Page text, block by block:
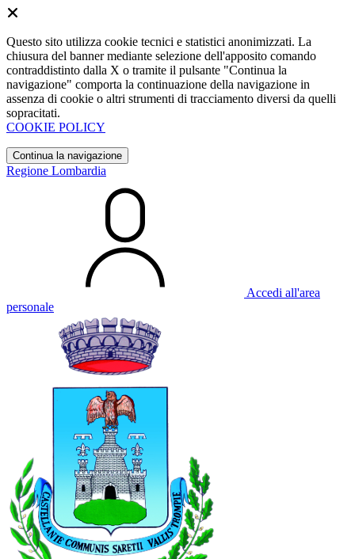
Questo sito utilizza cookie tecnici e statistici anonimizzati. La
chiusura del banner mediante selezione dell'apposito comando
contraddistinto dalla X o tramite il pulsante "Continua la
navigazione" comporta la continuazione della navigazione in
assenza di cookie o altri strumenti di tracciamento diversi da quelli
sopracitati.
COOKIE POLICY
Continua la navigazione
Regione Lombardia
Accedi all'area
personale